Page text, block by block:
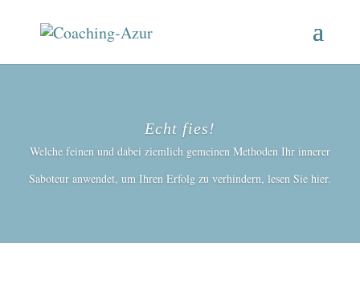
Echt fies!
Welche feinen und dabei ziemlich gemeinen Methoden Ihr innerer
Saboteur anwendet, um Ihren Erfolg zu verhindern, lesen Sie hier.